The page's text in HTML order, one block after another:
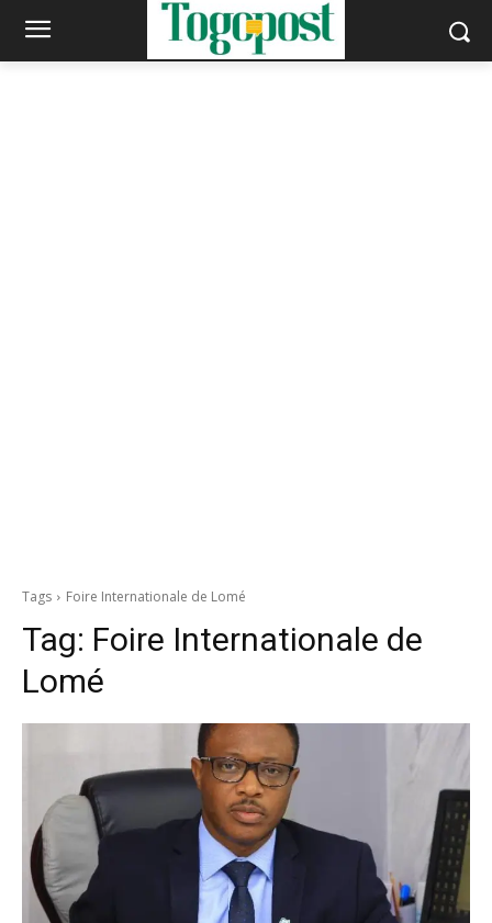
Tags Foire Internationale de Lomé
Tag: Foire Internationale de
Lomé